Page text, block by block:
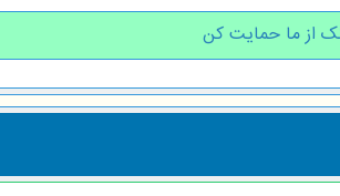
از ما حمایت کن